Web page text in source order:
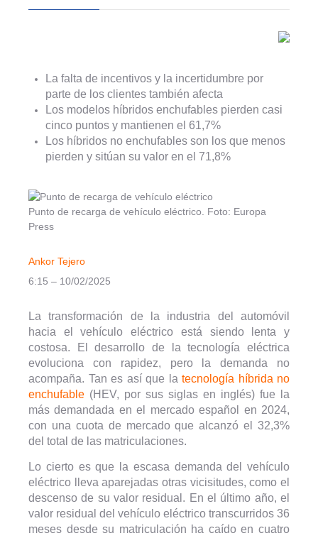
La falta de incentivos y la incertidumbre por
parte de los clientes también afecta
Los modelos híbridos enchufables pierden casi
cinco puntos y mantienen el 61,7%
Los híbridos no enchufables son los que menos
pierden y sitúan su valor en el 71,8%
Punto de recarga de vehículo eléctrico. Foto: Europa
Press
Ankor Tejero
6:15 – 10/02/2025
La transformación de la industria del automóvil
hacia el vehículo eléctrico está siendo lenta y
costosa. El desarrollo de la tecnología eléctrica
evoluciona con rapidez, pero la demanda no
acompaña. Tan es así que la tecnología híbrida no
enchufable (HEV, por sus siglas en inglés) fue la
más demandada en el mercado español en 2024,
con una cuota de mercado que alcanzó el 32,3%
del total de las matriculaciones.
Lo cierto es que la escasa demanda del vehículo
eléctrico lleva aparejadas otras vicisitudes, como el
descenso de su valor residual. En el último año, el
valor residual del vehículo eléctrico transcurridos 36
meses desde su matriculación ha caído en cuatro